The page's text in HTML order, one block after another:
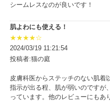
シームレスなのが良いです！
肌よわにも使える！
★★★★☆
2024/03/19 11:21:54
投稿者:猫の庭
皮膚科医からステッチのない肌着
指示が出る程、肌が弱いのですが
っています。他のレビューにもあ